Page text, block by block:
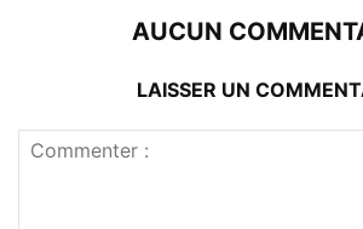
AUCUN
LAISSER UN